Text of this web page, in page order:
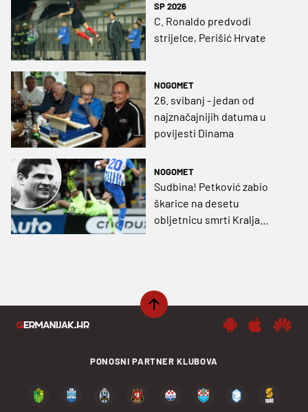
dvojica Hrvata
SP 2026
C. Ronaldo predvodi
strijelce, Perišić Hrvate
NOGOMET
26. svibanj - jedan od
najznačajnijih datuma u
povijesti Dinama
NOGOMET
Sudbina! Petković zabio
škarice na desetu
obljetnicu smrti Kralja
PONOSNI PARTNER KLUBOVA